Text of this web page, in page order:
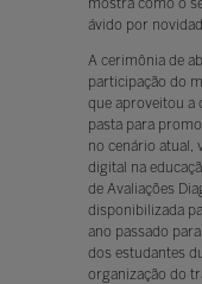
ávido por
A cerimônia de
participação do
que aproveitou a
pasta para
no cenário atual,
digital na
de Avaliações
disponibilizada
ano passado
dos estudantes
organização do